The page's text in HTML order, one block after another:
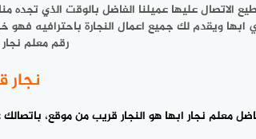
متاح 24 ساعة تستطيع الاتصال عليها عميلنا الفاضل
ويقدم لك جميع اعمال النجارة باحترافيه
رقم معلم
نجار
معلم نجار ابها هو النجار قريب من موقع،